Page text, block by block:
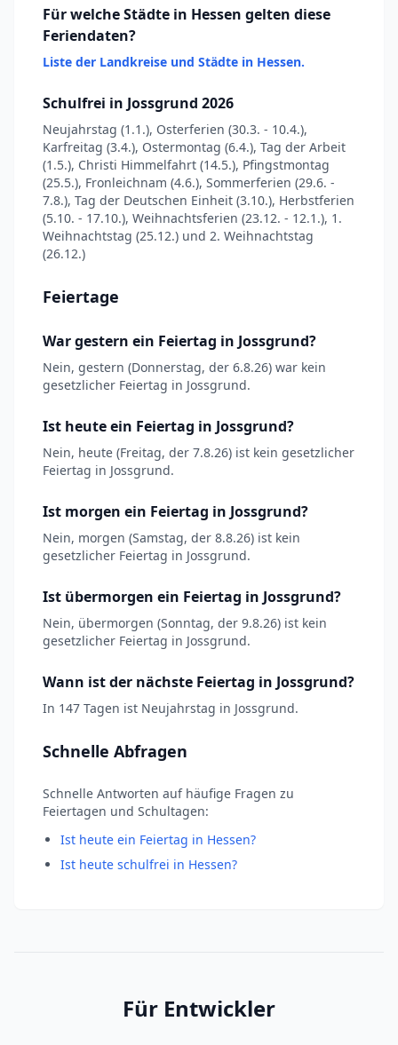
Für welche Städte in Hessen gelten diese
Feriendaten?
Liste der Landkreise und Städte in Hessen.
Schulfrei in Jossgrund 2026
Neujahrstag (1.1.), Osterferien (30.3. - 10.4.),
Karfreitag (3.4.), Ostermontag (6.4.), Tag der Arbeit
(1.5.), Christi Himmelfahrt (14.5.), Pfingstmontag
(25.5.), Fronleichnam (4.6.), Sommerferien (29.6. -
7.8.), Tag der Deutschen Einheit (3.10.), Herbstferien
(5.10. - 17.10.), Weihnachtsferien (23.12. - 12.1.), 1.
Weihnachtstag (25.12.) und 2. Weihnachtstag
(26.12.)
Feiertage
War gestern ein Feiertag in Jossgrund?
Nein, gestern (Donnerstag, der 6.8.26) war kein
gesetzlicher Feiertag in Jossgrund.
Ist heute ein Feiertag in Jossgrund?
Nein, heute (Freitag, der 7.8.26) ist kein gesetzlicher
Feiertag in Jossgrund.
Ist morgen ein Feiertag in Jossgrund?
Nein, morgen (Samstag, der 8.8.26) ist kein
gesetzlicher Feiertag in Jossgrund.
Ist übermorgen ein Feiertag in Jossgrund?
Nein, übermorgen (Sonntag, der 9.8.26) ist kein
gesetzlicher Feiertag in Jossgrund.
Wann ist der nächste Feiertag in Jossgrund?
In 147 Tagen ist Neujahrstag in Jossgrund.
Schnelle Abfragen
Schnelle Antworten auf häufige Fragen zu
Feiertagen und Schultagen:
Ist heute ein Feiertag in Hessen?
Ist heute schulfrei in Hessen?
Für Entwickler